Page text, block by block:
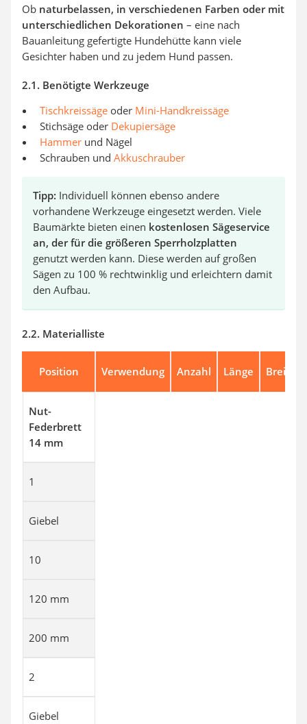
Ob naturbelassen, in verschiedenen Farben oder mit
unterschiedlichen Dekorationen – eine nach
Bauanleitung gefertigte Hundehütte kann viele
Gesichter haben und zu jedem Hund passen.
2.1. Benötigte Werkzeuge
Tischkreissäge oder Mini-Handkreissäge
Stichsäge oder Dekupiersäge
Hammer und Nägel
Schrauben und Akkuschrauber
Tipp: Individuell können ebenso andere
vorhandene Werkzeuge eingesetzt werden. Viele
Baumärkte bieten einen kostenlosen Sägeservice
an, der für die größeren Sperrholzplatten
genutzt werden kann. Diese werden auf großen
Sägen zu 100 % rechtwinklig und erleichtern damit
den Aufbau.
2.2. Materialliste
Position Verwendung Anzahl Länge Breite
Nut-
Federbrett
14 mm
1
Giebel
10
120 mm
200 mm
2
Giebel